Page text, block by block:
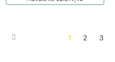
1 2 3